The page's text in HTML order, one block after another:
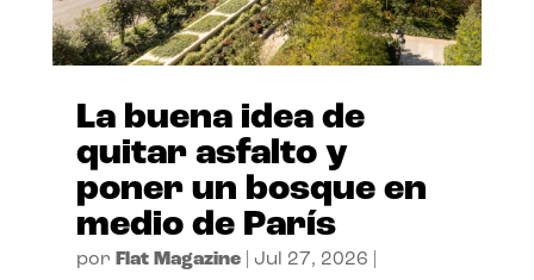
La buena idea de
quitar asfalto y
poner un bosque en
medio de París
por Flat Magazine| Jul 27, 2026